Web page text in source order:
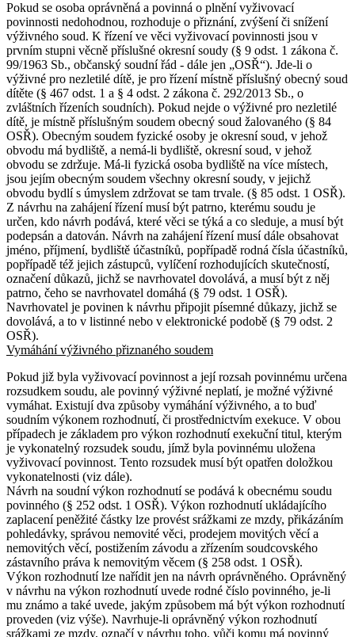
Pokud se osoba oprávněná a povinná o plnění vyživovací
povinnosti nedohodnou, rozhoduje o přiznání, zvýšení či snížení
výživného soud. K řízení ve věci vyživovací povinnosti jsou v
prvním stupni věcně příslušné okresní soudy (§ 9 odst. 1 zákona č.
99/1963 Sb., občanský soudní řád - dále jen „OSŘ“). Jde-li o
výživné pro nezletilé dítě, je pro řízení místně příslušný obecný soud
dítěte (§ 467 odst. 1 a § 4 odst. 2 zákona č. 292/2013 Sb., o
zvláštních řízeních soudních). Pokud nejde o výživné pro nezletilé
dítě, je místně příslušným soudem obecný soud žalovaného (§ 84
OSŘ). Obecným soudem fyzické osoby je okresní soud, v jehož
obvodu má bydliště, a nemá-li bydliště, okresní soud, v jehož
obvodu se zdržuje. Má-li fyzická osoba bydliště na více místech,
jsou jejím obecným soudem všechny okresní soudy, v jejichž
obvodu bydlí s úmyslem zdržovat se tam trvale. (§ 85 odst. 1 OSŘ).
Z návrhu na zahájení řízení musí být patrno, kterému soudu je
určen, kdo návrh podává, které věci se týká a co sleduje, a musí být
podepsán a datován. Návrh na zahájení řízení musí dále obsahovat
jméno, příjmení, bydliště účastníků, popřípadě rodná čísla účastníků,
popřípadě též jejich zástupců, vylíčení rozhodujících skutečností,
označení důkazů, jichž se navrhovatel dovolává, a musí být z něj
patrno, čeho se navrhovatel domáhá (§ 79 odst. 1 OSŘ).
Navrhovatel je povinen k návrhu připojit písemné důkazy, jichž se
dovolává, a to v listinné nebo v elektronické podobě (§ 79 odst. 2
OSŘ).
Vymáhání výživného přiznaného soudem
Pokud již byla vyživovací povinnost a její rozsah povinnému určena
rozsudkem soudu, ale povinný výživné neplatí, je možné výživné
vymáhat. Existují dva způsoby vymáhání výživného, a to buď
soudním výkonem rozhodnutí, či prostřednictvím exekuce. V obou
případech je základem pro výkon rozhodnutí exekuční titul, kterým
je vykonatelný rozsudek soudu, jímž byla povinnému uložena
vyživovací povinnost. Tento rozsudek musí být opatřen doložkou
vykonatelnosti (viz dále).
Návrh na soudní výkon rozhodnutí se podává k obecnému soudu
povinného (§ 252 odst. 1 OSŘ). Výkon rozhodnutí ukládajícího
zaplacení peněžité částky lze provést srážkami ze mzdy, přikázáním
pohledávky, správou nemovité věci, prodejem movitých věcí a
nemovitých věcí, postižením závodu a zřízením soudcovského
zástavního práva k nemovitým věcem (§ 258 odst. 1 OSŘ).
Výkon rozhodnutí lze nařídit jen na návrh oprávněného. Oprávněný
v návrhu na výkon rozhodnutí uvede rodné číslo povinného, je-li
mu známo a také uvede, jakým způsobem má být výkon rozhodnutí
proveden (viz výše). Navrhuje-li oprávněný výkon rozhodnutí
srážkami ze mzdy, označí v návrhu toho, vůči komu má povinný